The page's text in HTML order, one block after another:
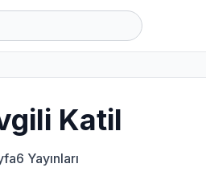
Katil
Yayınları